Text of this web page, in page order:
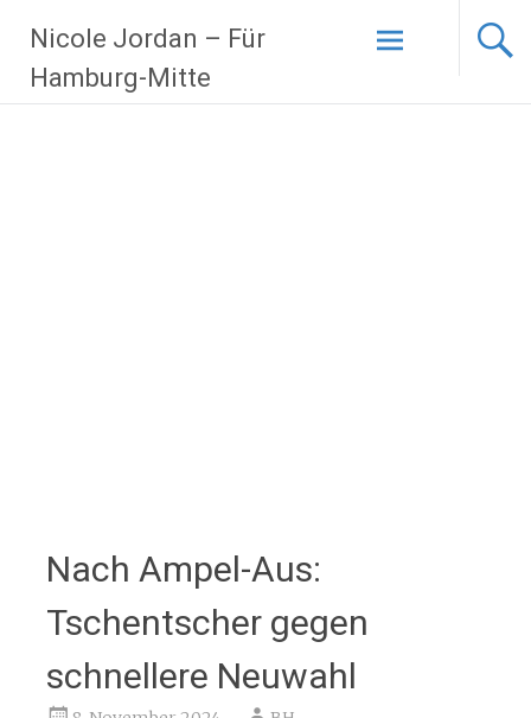
Inhalt
springen
Nicole Jordan – Für
Hamburg-Mitte
Nach Ampel-Aus:
Tschentscher gegen
schnellere Neuwahl